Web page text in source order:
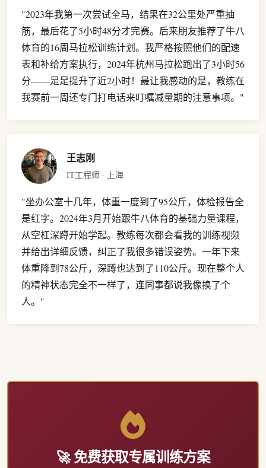
"2023年我第一次尝试全马，结果在32公里处严重抽
筋，最后花了5小时48分才完赛。后来朋友推荐了牛八
体育的16周马拉松训练计划。我严格按照他们的配速
表和补给方案执行，2024年杭州马拉松跑出了3小时56
分——足足提升了近2小时！最让我感动的是，教练在
我赛前一周还专门打电话来叮嘱减量期的注意事项。"
王志刚
IT工程师 · 上海
"坐办公室十几年，体重一度到了95公斤，体检报告全
是红字。2024年3月开始跟牛八体育的基础力量课程，
从空杠深蹲开始学起。教练每次都会看我的训练视频
并给出详细反馈，纠正了我很多错误姿势。一年下来
体重降到78公斤，深蹲也达到了110公斤。现在整个人
的精神状态完全不一样了，连同事都说我像换了个
人。"
🚀 免费获取专属训练方案